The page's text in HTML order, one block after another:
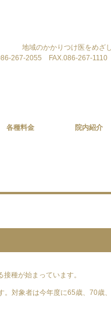
地域のかかりつけ医をめざ
267-2055 FAX.086-267-1110
各種料金 院内紹介
種が始まっています。
。対象者は今年度に65歳、70歳